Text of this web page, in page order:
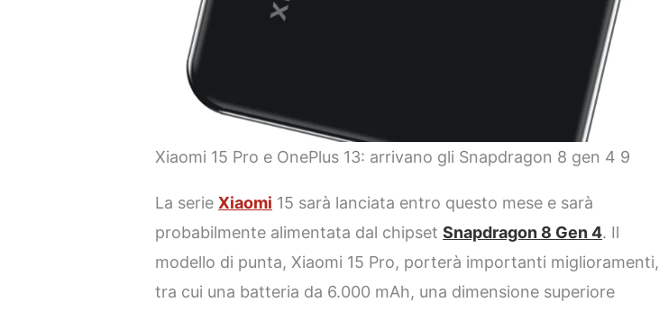
Xiaomi 15 Pro e OnePlus 13: arrivano gli Snapdragon 8 gen 4 9
La serie Xiaomi 15 sarà lanciata entro questo mese e sarà
probabilmente alimentata dal chipsetSnapdragon 8 Gen 4. Il
modello di punta, Xiaomi 15 Pro, porterà importanti miglioramenti,
tra cui una batteria da 6.000 mAh, una dimensione superiore